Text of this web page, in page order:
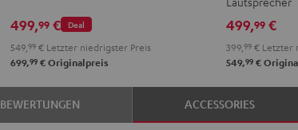
Deal
499,99€
549, 99€Letzter niedrigster Preis
699,99€Originalpreis
BlackWhite
499,99 €
399,99 € Letzter
549,99 €
BEWERTUNGEN ACCESSORIES